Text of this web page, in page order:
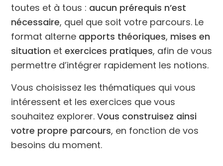
toutes et à tous : aucun prérequis n’est
nécessaire, quel que soit votre parcours. Le
format alterne apports théoriques, mises en
situation et exercices pratiques, afin de vous
permettre d’intégrer rapidement les notions.
Vous choisissez les thématiques qui vous
intéressent et les exercices que vous
souhaitez explorer. Vous construisez ainsi
votre propre parcours, en fonction de vos
besoins du moment.